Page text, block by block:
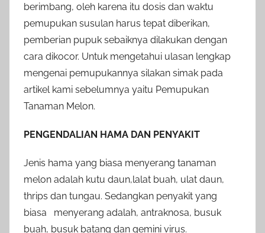
berimbang, oleh karena itu dosis dan waktu
pemupukan susulan harus tepat diberikan,
pemberian pupuk sebaiknya dilakukan dengan
cara dikocor. Untuk mengetahui ulasan lengkap
mengenai pemupukannya silakan simak pada
artikel kami sebelumnya yaitu Pemupukan
Tanaman Melon.
PENGENDALIAN HAMA DAN PENYAKIT
Jenis hama yang biasa menyerang tanaman
melon adalah kutu daun,lalat buah, ulat daun,
thrips dan tungau. Sedangkan penyakit yang
biasa menyerang adalah, antraknosa, busuk
buah, busuk batang dan gemini virus.